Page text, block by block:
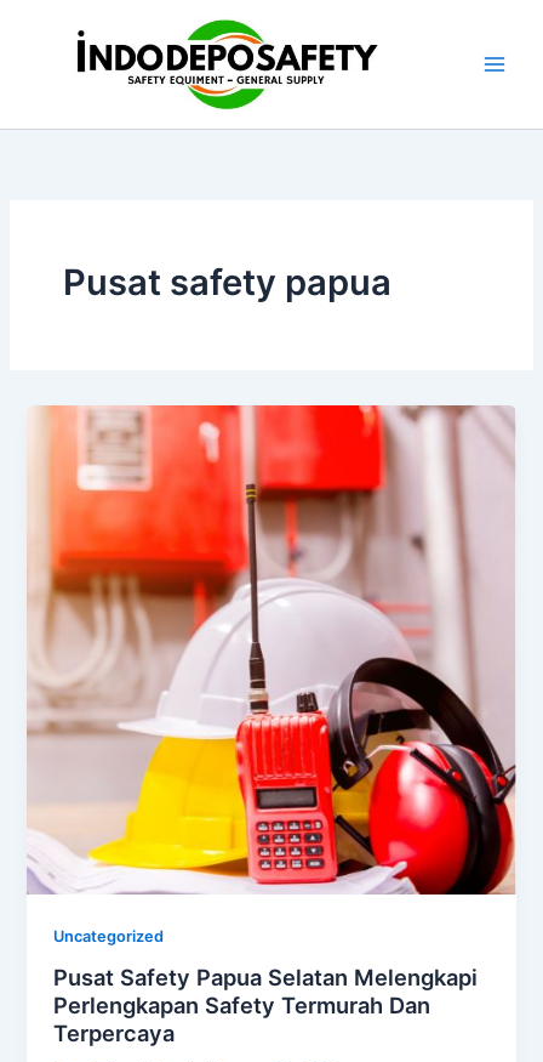
Pusat safety papua
Uncategorized
Pusat Safety Papua Selatan Melengkapi
Perlengkapan Safety Termurah Dan
Terpercaya